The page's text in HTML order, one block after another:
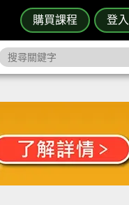
購買課程 登